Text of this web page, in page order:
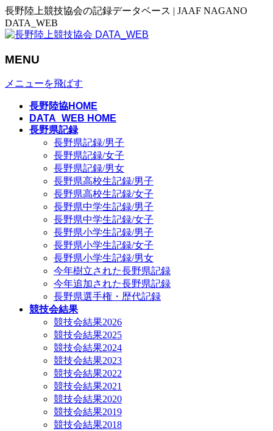
長野陸上競技協会の記録データベース | JAAF NAGANO
DATA_WEB
MENU
メニューを飛ばす
長野陸協HOME
DATA_WEB HOME
長野県記録
長野県記録/男子
長野県記録/女子
長野県記録/男女
長野県高校生記録/男子
長野県高校生記録/女子
長野県中学生記録/男子
長野県中学生記録/女子
長野県小学生記録/男子
長野県小学生記録/女子
長野県小学生記録/男女
今年樹立された長野県記録
今年追加された長野県記録
長野県選手権・歴代記録
競技会結果
競技会結果2026
競技会結果2025
競技会結果2024
競技会結果2023
競技会結果2022
競技会結果2021
競技会結果2020
競技会結果2019
競技会結果2018